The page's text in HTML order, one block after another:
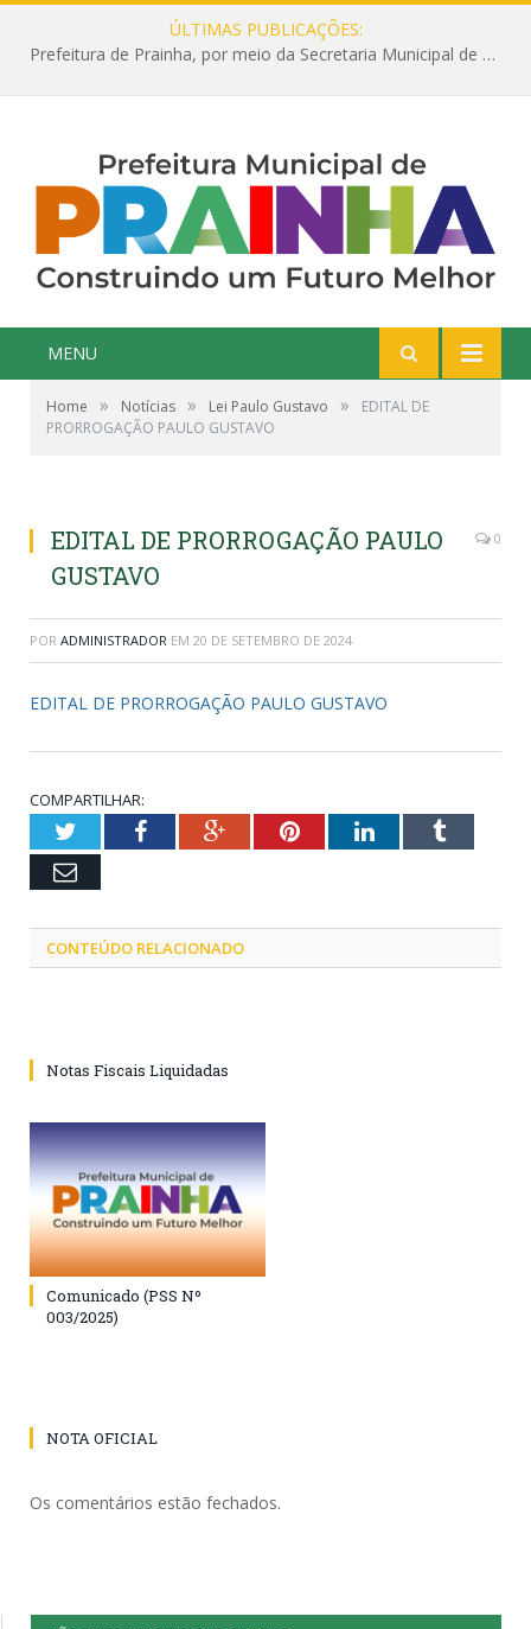
ÚLTIMAS PUBLICAÇÕES:
Prefeitura de Prainha, por meio da Secretaria Municipal de Educação, abre 354 vagas na área da Educação para 2025 com processo seletivo simplificado
MENU
Home » Notícias » Lei Paulo Gustavo »
EDITAL DE
PRORROGAÇÃO PAULO GUSTAVO
EDITAL DE PRORROGAÇÃO PAULO
GUSTAVO
0
POR ADMINISTRADOR EM 20 DE SETEMBRO DE 2024
EDITAL DE PRORROGAÇÃO PAULO GUSTAVO
COMPARTILHAR:
TwitterFacebookGoogle+PinterestLinkedInTumblr
Email
CONTEÚDO RELACIONADO
Notas Fiscais Liquidadas
Comunicado (PSS Nº
003/2025)
NOTA OFICIAL
Os comentários estão fechados.